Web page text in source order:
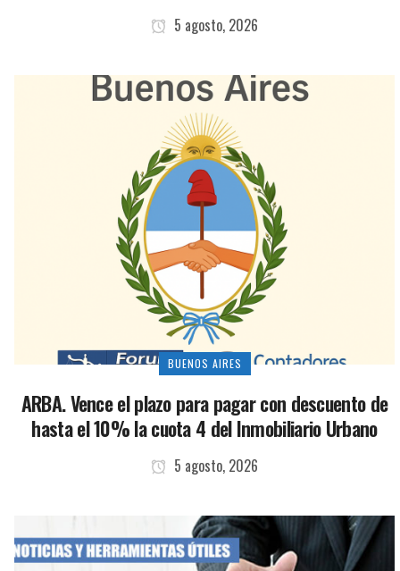
5 agosto, 2026
BUENOS AIRES
ARBA. Vence el plazo para pagar con descuento de
hasta el 10% la cuota 4 del Inmobiliario Urbano
5 agosto, 2026